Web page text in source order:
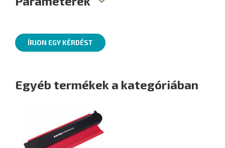
ÍRJON EGY KÉRDÉST
Egyéb termékek a kategóriában